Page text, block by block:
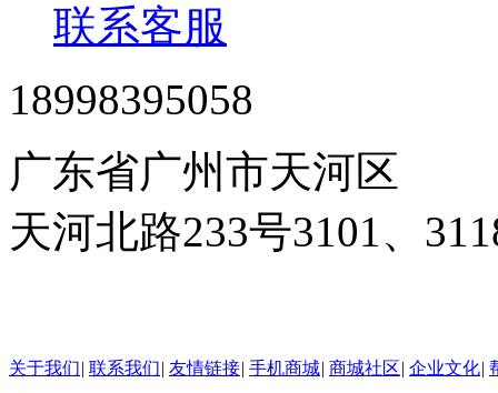
联系客服
18998395058
广东省广州市天河区
天河北路233号3101、
关于我们| 联系我们| 友情链接| 手机商城| 商城社区| 企业文化|